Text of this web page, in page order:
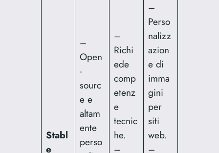
Stabl
e
–
Open
-
sourc
e e
altam
ente
perso
–
Richi
ede
comp
etenz
e
tecnic
he.
–
–
Perso
nalizz
azion
e di
imma
gini
per
siti
web.
–